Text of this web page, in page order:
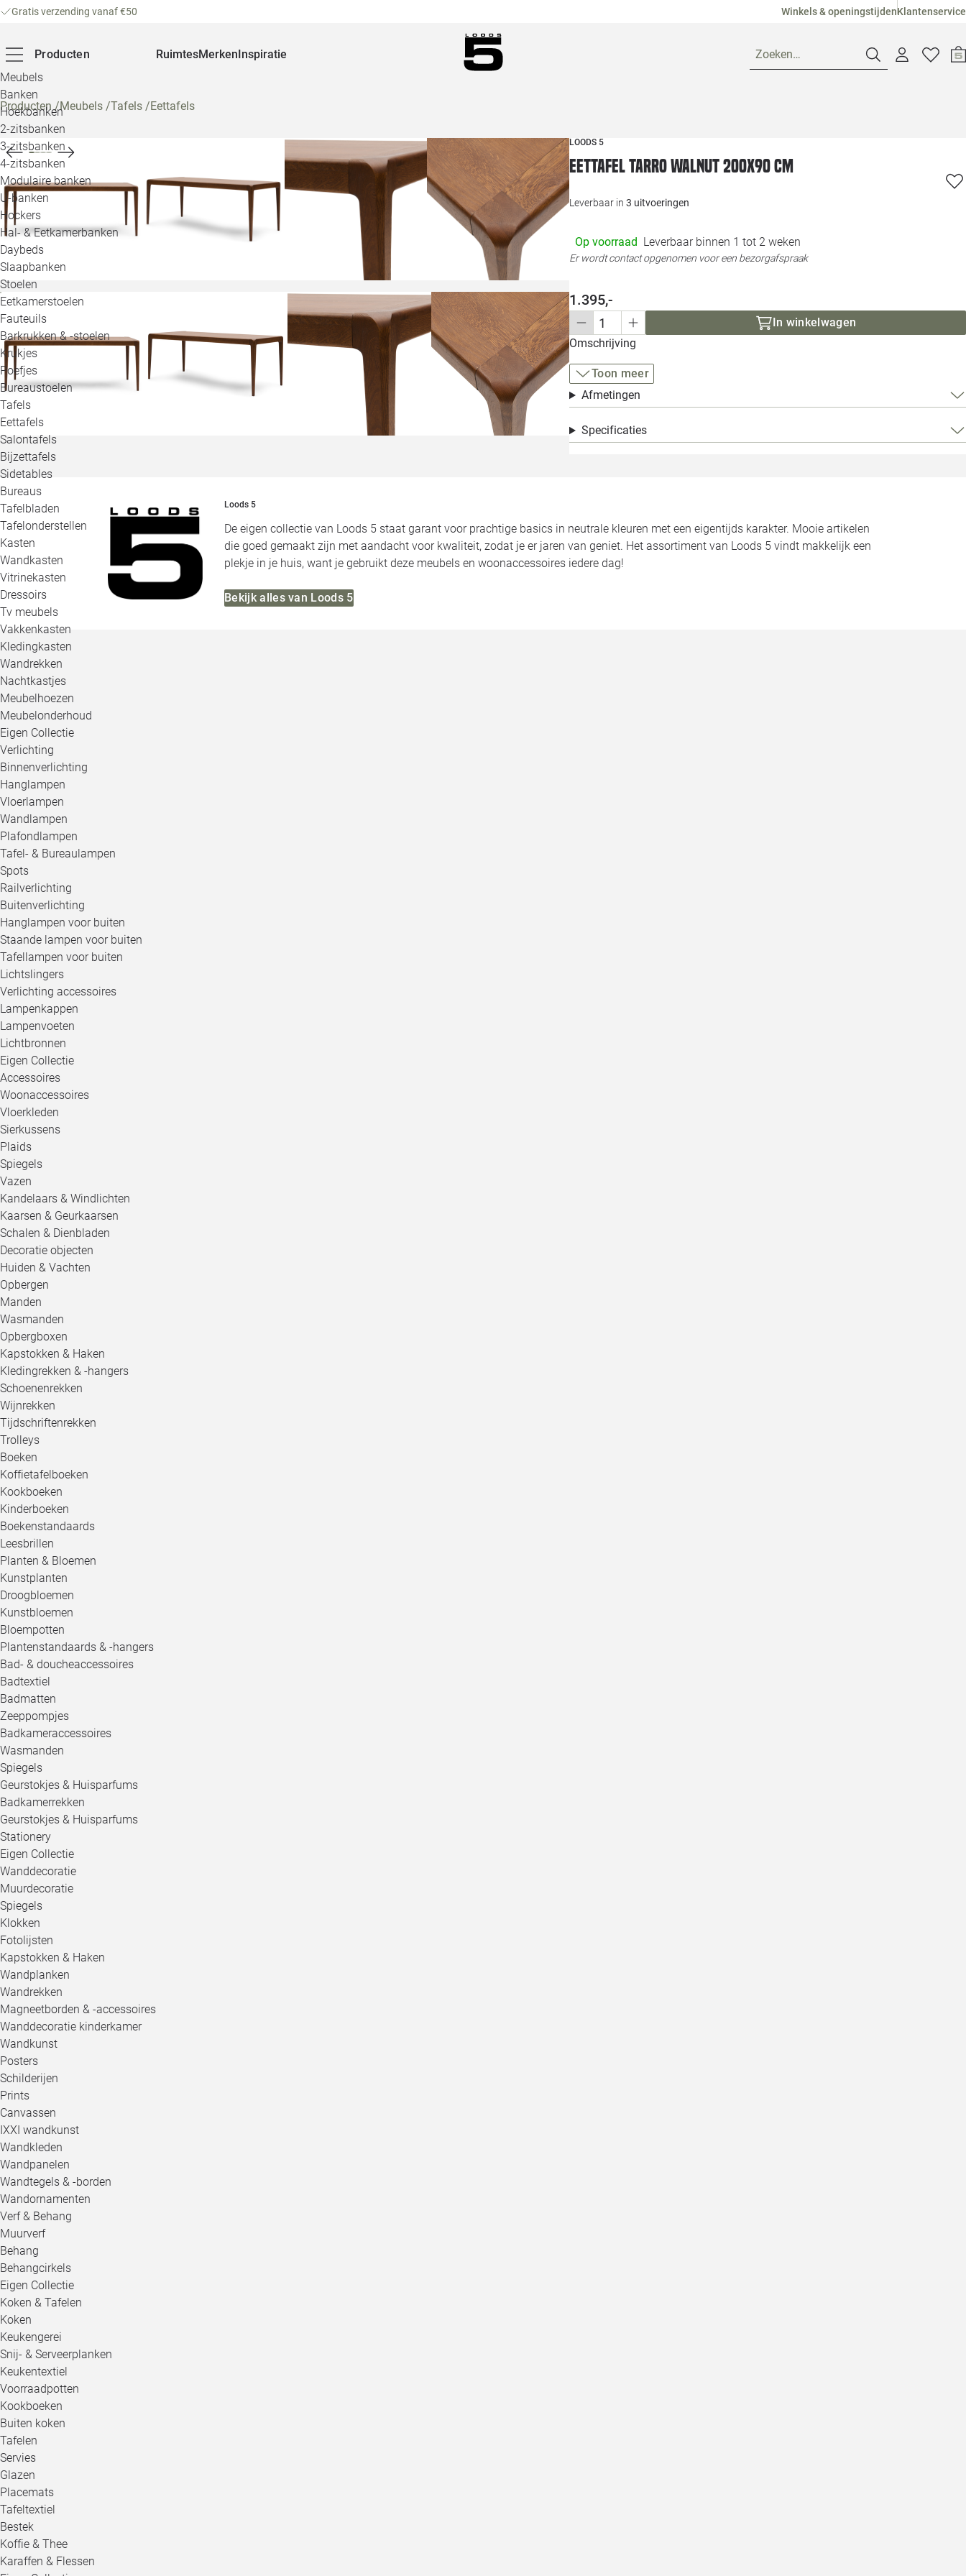
Gratis verzending vanaf €50 Winkels & openingstijdenKlantenservice
Producten
Meubels
Banken
Hoekbanken
2-zitsbanken
3-zitsbanken
4-zitsbanken
Modulaire banken
U-banken
Hockers
Hal- & Eetkamerbanken
Daybeds
Slaapbanken
Stoelen
Eetkamerstoelen
Fauteuils
Barkrukken & -stoelen
Krukjes
Poefjes
Bureaustoelen
Tafels
Eettafels
Salontafels
Bijzettafels
Sidetables
Bureaus
Tafelbladen
Tafelonderstellen
Kasten
Wandkasten
Vitrinekasten
Dressoirs
Tv meubels
Vakkenkasten
Kledingkasten
Wandrekken
Nachtkastjes
Meubelhoezen
Meubelonderhoud
Eigen Collectie
Verlichting
Binnenverlichting
Hanglampen
Vloerlampen
Wandlampen
Plafondlampen
Tafel- & Bureaulampen
Spots
Railverlichting
Buitenverlichting
Hanglampen voor buiten
Staande lampen voor buiten
Tafellampen voor buiten
Lichtslingers
Verlichting accessoires
Lampenkappen
Lampenvoeten
Lichtbronnen
Eigen Collectie
Accessoires
Woonaccessoires
Vloerkleden
Sierkussens
Plaids
Spiegels
Vazen
Kandelaars & Windlichten
Kaarsen & Geurkaarsen
Schalen & Dienbladen
Decoratie objecten
Huiden & Vachten
Opbergen
Manden
Wasmanden
Opbergboxen
Kapstokken & Haken
Kledingrekken & -hangers
Schoenenrekken
Wijnrekken
Tijdschriftenrekken
Trolleys
Boeken
Koffietafelboeken
Kookboeken
Kinderboeken
Boekenstandaards
Leesbrillen
Planten & Bloemen
Kunstplanten
Droogbloemen
Kunstbloemen
Bloempotten
Plantenstandaards & -hangers
Bad- & doucheaccessoires
Badtextiel
Badmatten
Zeeppompjes
Badkameraccessoires
Wasmanden
Spiegels
Geurstokjes & Huisparfums
Badkamerrekken
Geurstokjes & Huisparfums
Stationery
Eigen Collectie
Wanddecoratie
Muurdecoratie
Spiegels
Klokken
Fotolijsten
Kapstokken & Haken
Wandplanken
Wandrekken
Magneetborden & -accessoires
Wanddecoratie kinderkamer
Wandkunst
Posters
Schilderijen
Prints
Canvassen
IXXI wandkunst
Wandkleden
Wandpanelen
Wandtegels & -borden
Wandornamenten
Verf & Behang
Muurverf
Behang
Behangcirkels
Eigen Collectie
Koken & Tafelen
Koken
Keukengerei
Snij- & Serveerplanken
Keukentextiel
Voorraadpotten
Kookboeken
Buiten koken
Tafelen
Servies
Glazen
Placemats
Tafeltextiel
Bestek
Koffie & Thee
Karaffen & Flessen
RuimtesMerkenInspiratie Zoeken…
Pagina suggesties
Klantenservice
Loods 5
Alle
Producten/Meubels /Tafels /Eettafels
LOODS 5
Eettafel Tarro walnut 200x90 cm
Leverbaar in 3 uitvoeringen
Op voorraad Leverbaar binnen 1 tot 2 weken
Er wordt contact opgenomen voor een bezorgafspraak
1.395,-
In winkelwagen
Omschrijving
Toon meer
Afmetingen
Specificaties
Loods 5
De eigen collectie van Loods 5 staat garant voor prachtige basics in neutrale kleuren met een eigentijds karakter. Mooie artikelen
die goed gemaakt zijn met aandacht voor kwaliteit, zodat je er jaren van geniet. Het assortiment van Loods 5 vindt makkelijk een
plekje in je huis, want je gebruikt deze meubels en woonaccessoires iedere dag!
Bekijk alles van Loods 5